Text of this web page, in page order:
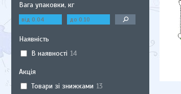
Вага упаковки, кг
Наявність
В наявності 14
Акція
Товари зі знижками 13